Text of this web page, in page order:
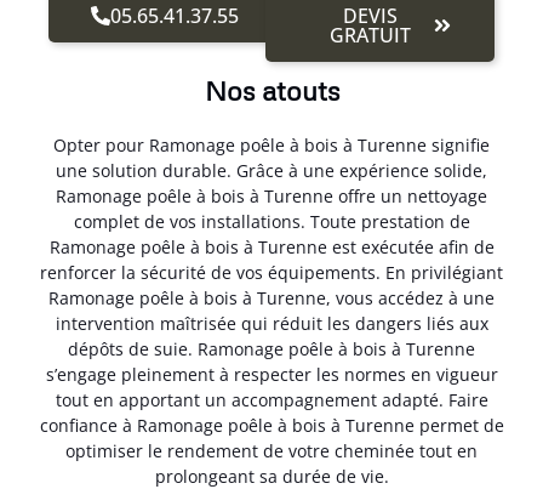
05.65.41.37.55 DEVIS
GRATUIT
Nos atouts
Opter pour Ramonage poêle à bois à Turenne signifie
une solution durable. Grâce à une expérience solide,
Ramonage poêle à bois à Turenne offre un nettoyage
complet de vos installations. Toute prestation de
Ramonage poêle à bois à Turenne est exécutée afin de
renforcer la sécurité de vos équipements. En privilégiant
Ramonage poêle à bois à Turenne, vous accédez à une
intervention maîtrisée qui réduit les dangers liés aux
dépôts de suie. Ramonage poêle à bois à Turenne
s’engage pleinement à respecter les normes en vigueur
tout en apportant un accompagnement adapté. Faire
confiance à Ramonage poêle à bois à Turenne permet de
optimiser le rendement de votre cheminée tout en
prolongeant sa durée de vie.